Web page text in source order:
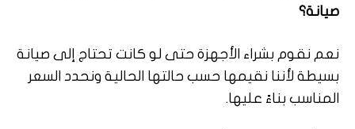
صيانة؟
نعم نقوم بشراء الأجهزة حتى لو كانت تحتاج إلى صيانة
بسيطة لأننا نقيمها حسب حالتها الحالية ونحدد السعر
المناسب بناءً عليها.